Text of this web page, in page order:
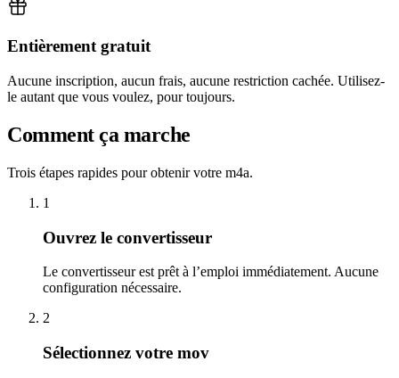
Entièrement gratuit
Aucune inscription, aucun frais, aucune restriction cachée. Utilisez-
le autant que vous voulez, pour toujours.
Comment ça marche
Trois étapes rapides pour obtenir votre m4a.
1
Ouvrez le convertisseur
Le convertisseur est prêt à l’emploi immédiatement. Aucune
configuration nécessaire.
2
Sélectionnez votre mov